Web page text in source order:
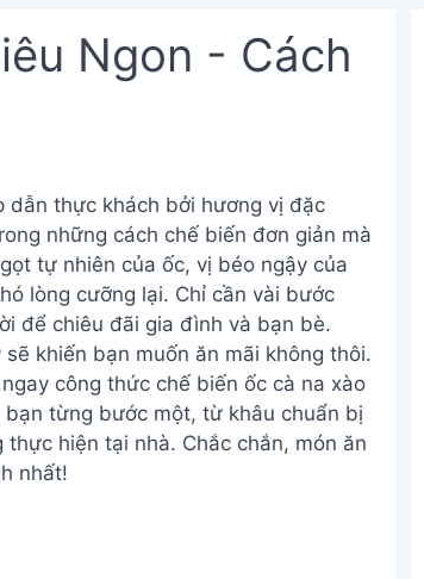
Ngon - Cách
dẫn thực khách bởi hương vị đặc
những cách chế biến đơn giản mà
tự nhiên của ốc, vị béo ngậy của
lòng cưỡng lại. Chỉ cần vài bước
để chiêu đãi gia đình và bạn bè.
khiến bạn muốn ăn mãi không thôi.
công thức chế biến ốc cà na xào
từng bước một, từ khâu chuẩn bị
hiện tại nhà. Chắc chắn, món ăn
nhất!